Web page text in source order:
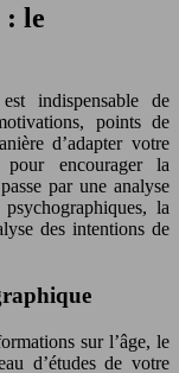
: le
indispensable de
points de
d’adapter votre
pour encourager la
par une analyse
la
des intentions de
sur l’âge, le
d’études de votre